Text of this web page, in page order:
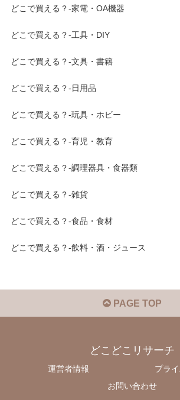
どこで買える？-家電・OA機器
どこで買える？-工具・DIY
どこで買える？-文具・書籍
どこで買える？-日用品
どこで買える？-玩具・ホビー
どこで買える？-育児・教育
どこで買える？-調理器具・食器類
どこで買える？-雑貨
どこで買える？-食品・食材
どこで買える？-飲料・酒・ジュース
PAGE TOP
どこどこリサーチ
運営者情報
プラ
お問い合わせ